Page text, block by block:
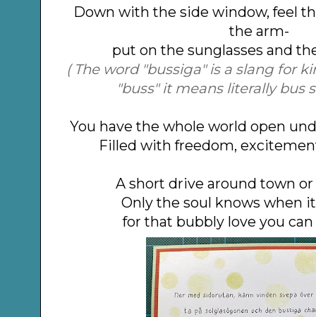
Down with the side window, feel
the arm-
put on the sunglasses and
( The word "bussiga" is a slang for
"buss" it means literally bus
You have the whole world open
Filled with freedom,
A short drive around town
Only the soul knows when
for that bubbly love you